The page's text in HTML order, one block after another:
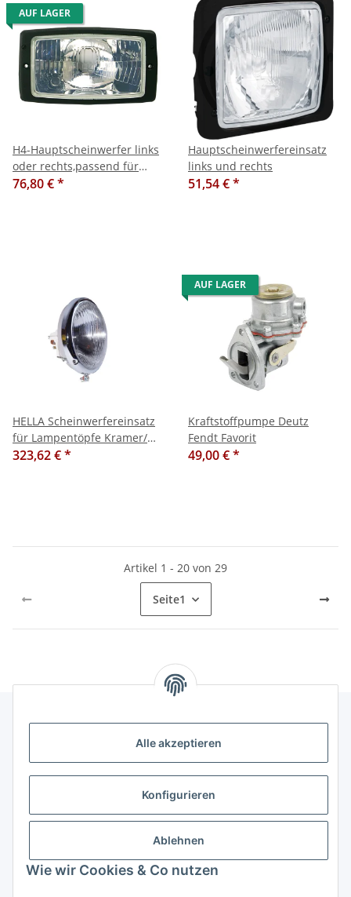
Alle akzeptieren
Konfigurieren
Ablehnen
Wie wir Cookies & Co nutzen
AUF LAGER
H4-Hauptscheinwerfer links
oder rechts,passend für
Fendt / Steyr / Case-IH
76,80 €*
Hauptscheinwerfereinsatz
links und rechts
51,54 €*
HELLA Scheinwerfereinsatz
für Lampentöpfe Kramer/
Güldner/ MAN/ Eicher/
323,62 €*
AUF LAGER
Kraftstoffpumpe Deutz
Fendt Favorit
49,00 €*
Artikel 1 - 20 von 29
Seite1
Gesetzliche Informationen